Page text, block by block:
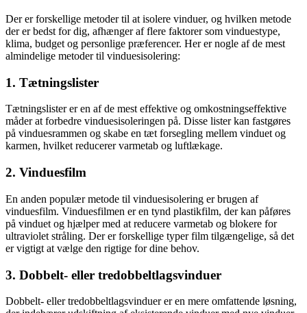
Der er forskellige metoder til at isolere vinduer, og hvilken metode
der er bedst for dig, afhænger af flere faktorer som vinduestype,
klima, budget og personlige præferencer. Her er nogle af de mest
almindelige metoder til vinduesisolering:
1. Tætningslister
Tætningslister er en af de mest effektive og omkostningseffektive
måder at forbedre vinduesisoleringen på. Disse lister kan fastgøres
på vinduesrammen og skabe en tæt forsegling mellem vinduet og
karmen, hvilket reducerer varmetab og luftlækage.
2. Vinduesfilm
En anden populær metode til vinduesisolering er brugen af
vinduesfilm. Vinduesfilmen er en tynd plastikfilm, der kan påføres
på vinduet og hjælper med at reducere varmetab og blokere for
ultraviolet stråling. Der er forskellige typer film tilgængelige, så det
er vigtigt at vælge den rigtige for dine behov.
3. Dobbelt- eller tredobbeltlagsvinduer
Dobbelt- eller tredobbeltlagsvinduer er en mere omfattende løsning,